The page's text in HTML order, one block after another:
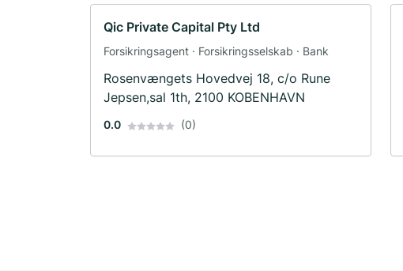
Qic Private Capital Pty Ltd
Forsikringsagent · Forsikringsselskab · Bank
Rosenvængets Hovedvej 18, c/o Rune
Jepsen,sal 1th, 2100 KOBENHAVN
0.0 (0)